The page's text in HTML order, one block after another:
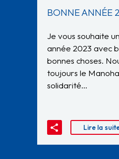
BONNE ANNÉE
Je vous souhaite
année 2023 avec
bonnes choses.
toujours le
solidarité…
Lire la